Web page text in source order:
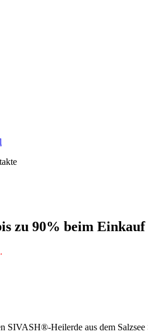
zu 90% beim Einkauf
SIVASH®-Heilerde aus dem